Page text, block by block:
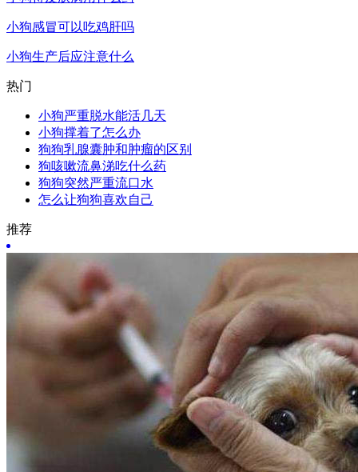
小狗感冒可以吃鸡肝吗
小狗生产后应注意什么
热门
小狗严重脱水能活几天
小狗撑着了怎么办
狗狗乳腺囊肿和肿瘤的区别
狗咳嗽流鼻涕吃什么药
狗狗突然严重流口水
怎么让狗狗喜欢自己
推荐